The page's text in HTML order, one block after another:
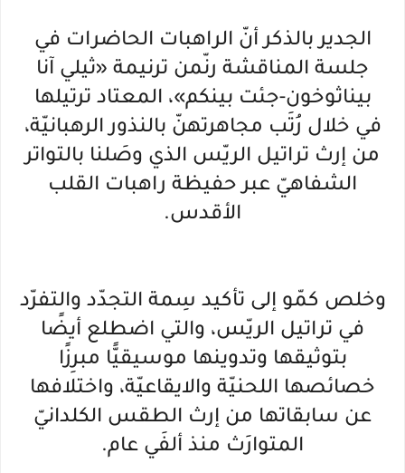
الجدير بالذكر أنّ الراهبات الحاضرات في
جلسة المناقشة رنّمن ترنيمة «ثيلي آنا
بيناثوخون-جئت بينكم»، المعتاد ترتيلها
في خلال رُتَب مجاهرتهنّ بالنذور الرهبانيّة،
من إرث تراتيل الريّس الذي وصَلنا بالتواتر
الشفاهيّ عبر حفيظة راهبات القلب
الأقدس.
وخلص كمّو إلى تأكيد سِمة التجدّد والتفرّد
في تراتيل الريّس، والتي اضطلع أيضًا
بتوثيقها وتدوينها موسيقيًّا مبرِزًا
خصائصها اللحنيّة والايقاعيّة، واختلافها
عن سابقاتها من إرث الطقس الكلدانيّ
المتوارَث منذ ألفَي عام.